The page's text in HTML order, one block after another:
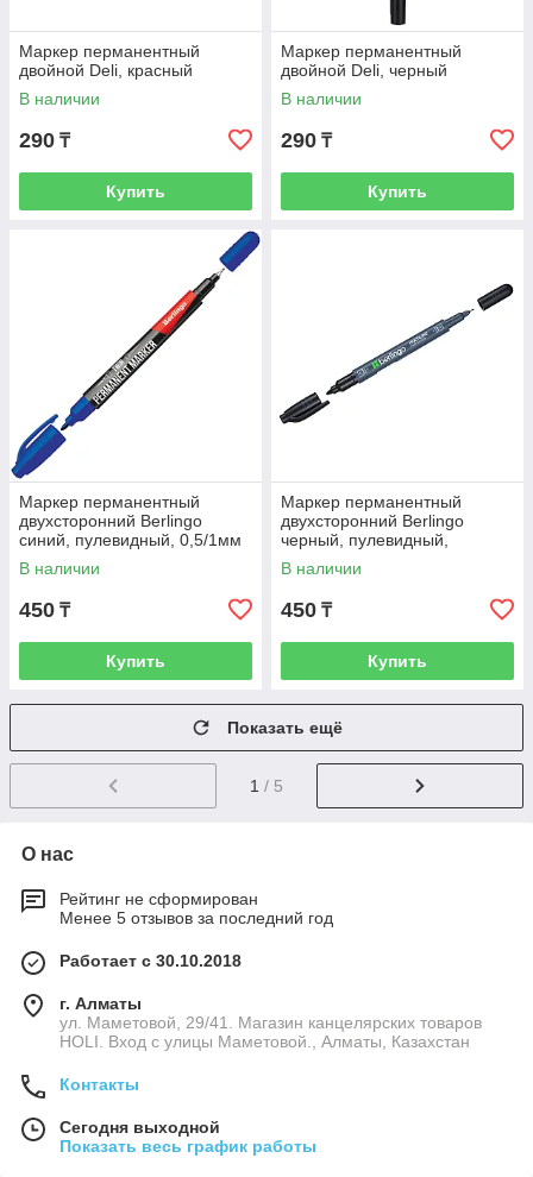
Маркер перманентный
двойной Deli, красный
В наличии
290 ₸
Купить
Маркер перманентный
двойной Deli, черный
В наличии
290 ₸
Купить
Маркер перманентный
двухсторонний Berlingo
синий, пулевидный, 0,5/1мм
В наличии
450 ₸
Купить
Маркер перманентный
двухсторонний Berlingo
черный, пулевидный,
0,5/1мм
В наличии
450 ₸
Купить
Показать ещё
1 / 5
О нас
Рейтинг не сформирован
Менее 5 отзывов за последний год
Работает с 30.10.2018
г. Алматы
ул. Маметовой, 29/41. Магазин канцелярских товаров
HOLI. Вход с улицы Маметовой., Алматы, Казахстан
Контакты
Сегодня выходной
Показать весь график работы